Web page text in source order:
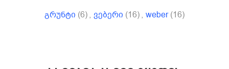
გრუნტი (6), ვებერი (16), weber (16)